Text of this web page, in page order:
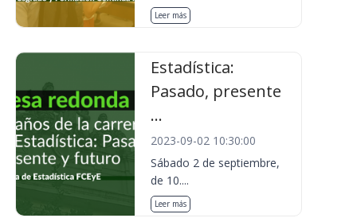
Leer más
Estadística:
Pasado, presente
...
2023-09-02 10:30:00
Sábado 2 de septiembre,
de 10....
Leer más